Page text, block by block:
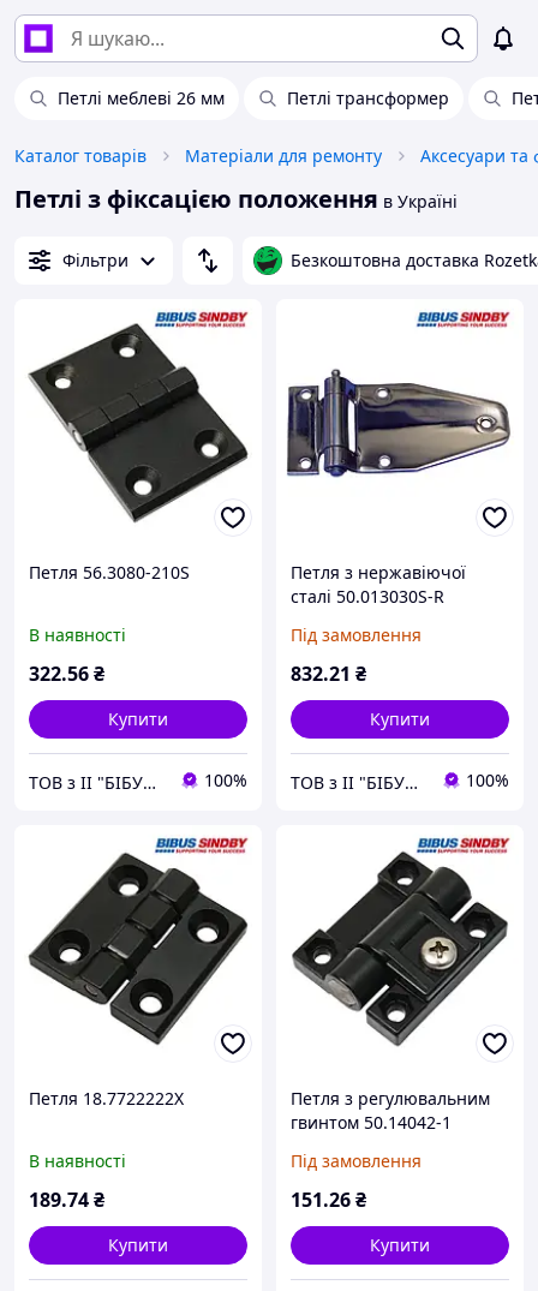
Петлі меблеві 26 мм Петлі трансформер
Каталог товарів Матеріали для ремонту
Петлі з фіксацією положення в Україні
Фільтри Безкоштовна доставка
Петля 56.3080-210S
В наявності
322.56₴
Купити
ТОВ з ІІ "БІБУС Україна" 100%
Петля з нержавіючої
сталі 50.013030S-R
Під замовлення
832.21 ₴
Купити
ТОВ з ІІ "БІБУС Україна" 100%
Петля 18.7722222X
В наявності
189.74₴
Купити
Петля з регулювальним
гвинтом 50.14042-1
Під замовлення
151.26₴
Купити